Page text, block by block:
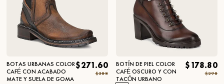
BOTAS URBANAS COLOR
CAFÉ CON ACABADO
MATE Y SUELA DE GOMA
$271.60
$388
BOTÍN DE PIEL COLOR
CAFÉ OSCURO Y CON
TACÓN URBANO
$178.80
$298